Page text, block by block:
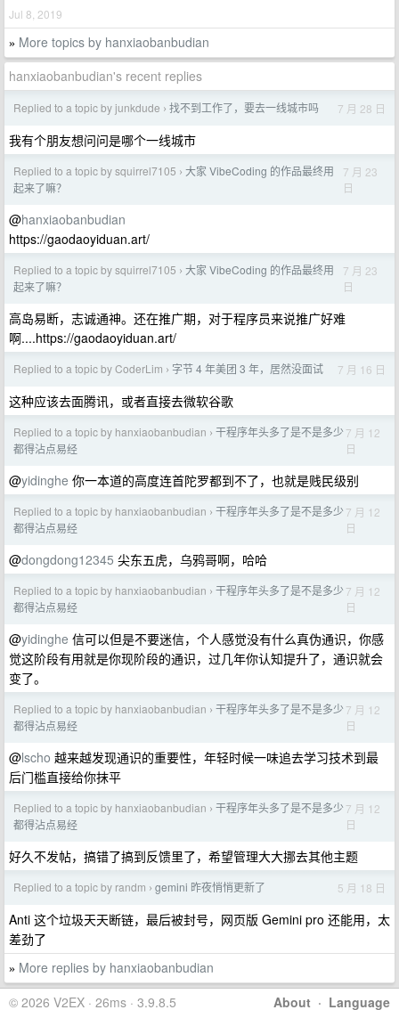
Jul 8, 2019
» More topics by hanxiaobanbudian
hanxiaobanbudian's recent replies
Replied to a topic by junkdude › 找不到工作了，要去一线城市吗 7 月 28 日
我有个朋友想问问是哪个一线城市
Replied to a topic by squirrel7105 › 大家 VibeCoding 的作品最终用
起来了嘛？
7 月 23
日
@hanxiaobanbudian
https://gaodaoyiduan.art/
Replied to a topic by squirrel7105 › 大家 VibeCoding 的作品最终用
起来了嘛？
7 月 23
日
高岛易断，志诚通神。还在推广期，对于程序员来说推广好难
啊....https://gaodaoyiduan.art/
Replied to a topic by CoderLim › 字节 4 年美团 3 年，居然没面试 7 月 16 日
这种应该去面腾讯，或者直接去微软谷歌
Replied to a topic by hanxiaobanbudian › 干程序年头多了是不是多少
都得沾点易经
7 月 12
日
@yidinghe 你一本道的高度连首陀罗都到不了，也就是贱民级别
Replied to a topic by hanxiaobanbudian › 干程序年头多了是不是多少
都得沾点易经
7 月 12
日
@dongdong12345 尖东五虎，乌鸦哥啊，哈哈
Replied to a topic by hanxiaobanbudian › 干程序年头多了是不是多少
都得沾点易经
7 月 12
日
@yidinghe 信可以但是不要迷信，个人感觉没有什么真伪通识，你感
觉这阶段有用就是你现阶段的通识，过几年你认知提升了，通识就会
变了。
Replied to a topic by hanxiaobanbudian › 干程序年头多了是不是多少
都得沾点易经
7 月 12
日
@lscho 越来越发现通识的重要性，年轻时候一味追去学习技术到最
后门槛直接给你抹平
Replied to a topic by hanxiaobanbudian › 干程序年头多了是不是多少
都得沾点易经
7 月 12
日
好久不发帖，搞错了搞到反馈里了，希望管理大大挪去其他主题
Replied to a topic by randm › gemini 昨夜悄悄更新了 5 月 18 日
Anti 这个垃圾天天断链，最后被封号，网页版 Gemini pro 还能用，太
差劲了
» More replies by hanxiaobanbudian
About · Language
© 2026 V2EX · 26ms · 3.9.8.5